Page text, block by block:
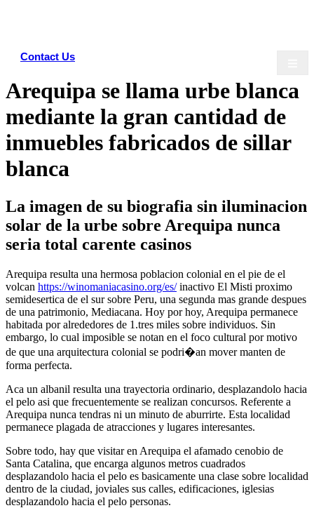
Contact Us
Arequipa se llama urbe blanca
mediante la gran cantidad de
inmuebles fabricados de sillar
blanca
La imagen de su biografia sin iluminacion
solar de la urbe sobre Arequipa nunca
seria total carente casinos
Arequipa resulta una hermosa poblacion colonial en el pie de el
volcan https://winomaniacasino.org/es/inactivo El Misti proximo
semidesertica de el sur sobre Peru, una segunda mas grande despues
de una patrimonio, Mediacana. Hoy por hoy, Arequipa permanece
habitada por alrededores de 1.tres miles sobre individuos. Sin
embargo, lo cual imposible se notan en el foco cultural por motivo
de que una arquitectura colonial se podri�an mover manten de
forma perfecta.
Aca un albanil resulta una trayectoria ordinario, desplazandolo hacia
el pelo asi que frecuentemente se realizan concursos. Referente a
Arequipa nunca tendras ni un minuto de aburrirte. Esta localidad
permanece plagada de atracciones y lugares interesantes.
Sobre todo, hay que visitar en Arequipa el afamado cenobio de
Santa Catalina, que encarga algunos metros cuadrados
desplazandolo hacia el pelo es basicamente una clase sobre localidad
dentro de la ciudad, joviales sus calles, edificaciones, iglesias
desplazandolo hacia el pelo personas.